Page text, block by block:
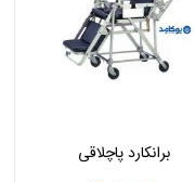
برانکارد پاچلاقی